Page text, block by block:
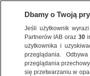
ŚWIAT
Dbamy o Twoją
Jeśli użytkownik
Partnerów IAB oraz30
użytkownika i
przeglądania.
przeglądania
się przetwarzaniu w